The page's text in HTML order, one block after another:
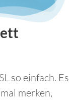
so einfach. Es
merken,